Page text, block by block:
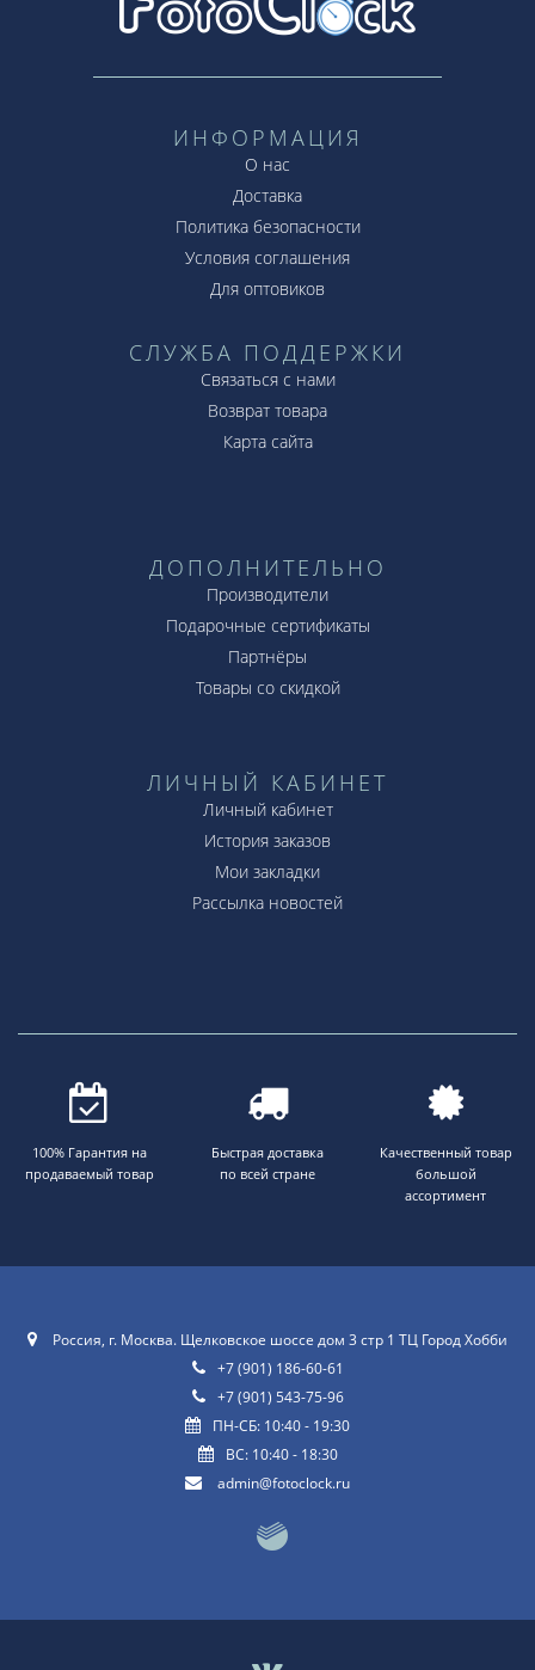
ИНФОРМАЦИЯ
О нас
Доставка
Политика безопасности
Условия соглашения
Для оптовиков
СЛУЖБА ПОДДЕРЖКИ
Связаться с нами
Возврат товара
Карта сайта
ДОПОЛНИТЕЛЬНО
Производители
Подарочные сертификаты
Партнёры
Товары со скидкой
ЛИЧНЫЙ КАБИНЕТ
Личный кабинет
История заказов
Мои закладки
Рассылка новостей
100% Гарантия на
продаваемый товар
Быстрая доставка
по всей стране
Качественный товар
большой
ассортимент
Россия, г. Москва. Щелковское шоссе дом 3 стр 1 ТЦ Город Хобби
+7 (901) 186-60-61
+7 (901) 543-75-96
ПН-СБ: 10:40 - 19:30
ВС: 10:40 - 18:30
admin@fotoclock.ru